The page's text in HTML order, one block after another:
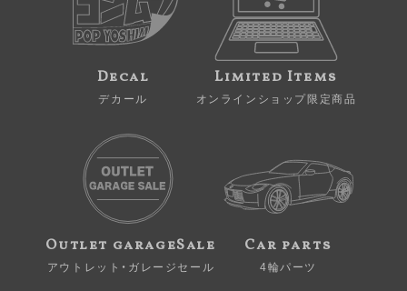
Decal
デカール
Limited Items
オンラインショップ限定商品
Outlet garageSale
アウトレット・ガレージセール
Car parts
4輪パーツ